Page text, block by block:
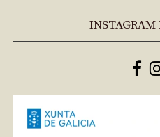
INSTAGRAM